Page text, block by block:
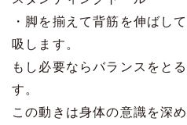
・脚を揃えて背筋を伸ばし
吸します。
もし必要ならバランスをと
す。
この動きは身体の意識を深